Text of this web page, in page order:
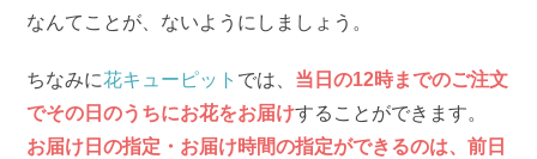
なんてことが、ないようにしましょう。
ちなみに花キューピット では、 当日の12時までのご注文
でその日のうちにお花をお届けすることができます。
お届け日の指定・お届け時間の指定ができるのは、前日